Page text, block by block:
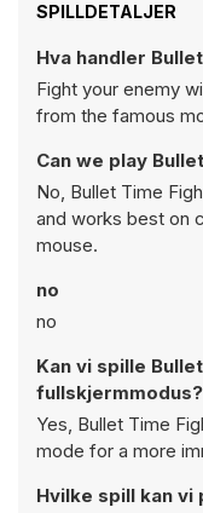
SPILLDETALJER
Hva handler
Fight your enemy
from the famous
Can we play
No, Bullet Time
and works best on
mouse.
no
no
Kan vi spille
fullskjermmodus?
Yes, Bullet Time
mode for a more
Hvilke spill kan vi